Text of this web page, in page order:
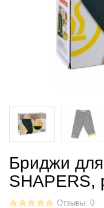
Бриджи
SHAPERS,
Отзывы: 0